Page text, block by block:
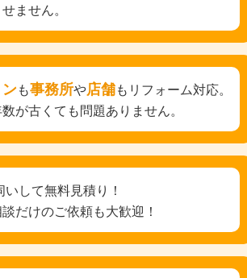
ません。
も事務所や店舗もリフォーム対応。
が古くても問題ありません。
して無料見積り！
だけのご依頼も大歓迎！